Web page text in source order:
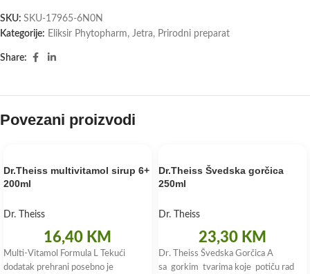
SKU: SKU-17965-6N0N
Kategorije: Eliksir Phytopharm, Jetra, Prirodni preparat
Share:
Povezani proizvodi
Dr.Theiss multivitamol sirup 6+
200ml
Dr. Theiss
16,40 KM
Multi-Vitamol Formula L Tekući
dodatak prehrani posebno je
Dr.Theiss Švedska gorčica
250ml
Dr. Theiss
23,30 KM
Dr. Theiss Švedska Gorčica A
sa gorkim tvarima koje potiču rad